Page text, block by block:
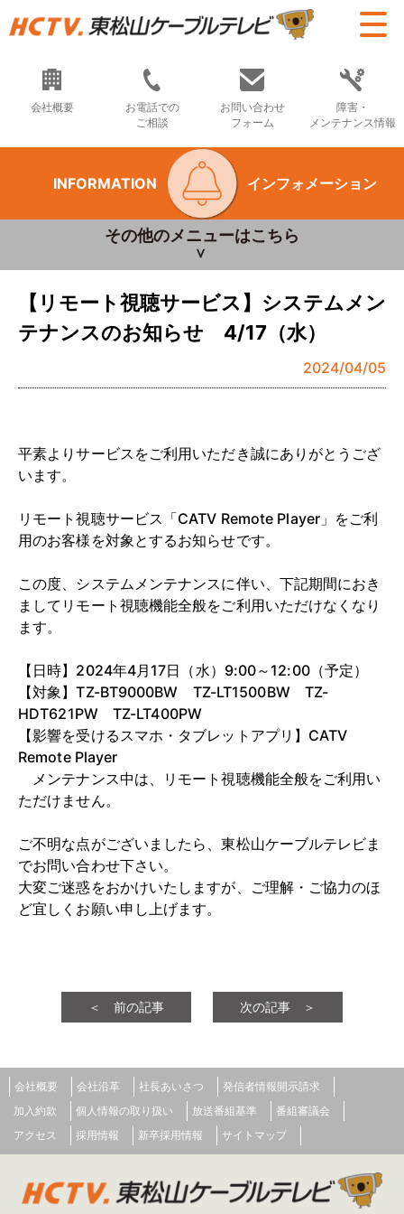
会社概要
お電話での
ご相談
お問い合わせ
フォーム
障害・
メンテナンス情報
INFORMATION インフォメーション
その他のメニューはこちら
【リモート視聴サービス】システムメン
テナンスのお知らせ 4/17（水）
2024/04/05
平素よりサービスをご利用いただき誠にありがとうござ
います。
リモート視聴サービス「CATV Remote Player」をご利
用のお客様を対象とするお知らせです。
この度、システムメンテナンスに伴い、下記期間におき
ましてリモート視聴機能全般をご利用いただけなくなり
ます。
【日時】2024年4月17日（水）9:00～12:00（予定）
【対象】TZ-BT9000BW TZ-LT1500BW TZ-
HDT621PW TZ-LT400PW
【影響を受けるスマホ・タブレットアプリ】CATV
Remote Player
メンテナンス中は、リモート視聴機能全般をご利用い
ただけません。
ご不明な点がございましたら、東松山ケーブルテレビま
でお問い合わせ下さい。
大変ご迷惑をおかけいたしますが、ご理解・ご協力のほ
ど宜しくお願い申し上げます。
＜ 前の記事 次の記事 ＞
会社概要 会社沿革 社長あいさつ
発信者情報開示請求
加入約款
個人情報の取り扱い 放送番組基準
番組審議会
アクセス
採用情報 新卒採用情報 サイトマップ